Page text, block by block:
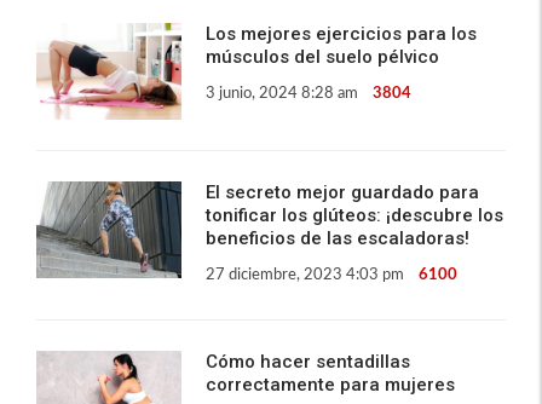
Los mejores ejercicios para los
músculos del suelo pélvico
3 junio, 2024 8:28 am 3804
El secreto mejor guardado para
tonificar los glúteos: ¡descubre los
beneficios de las escaladoras!
27 diciembre, 2023 4:03 pm 6100
Cómo hacer sentadillas
correctamente para mujeres